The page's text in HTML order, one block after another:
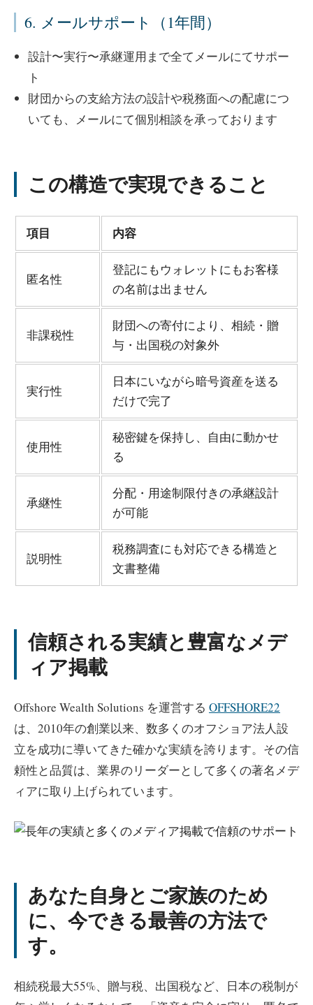
6. メールサポート（1年間）
設計〜実行〜承継運用まで全てメールにてサポー
ト
財団からの支給方法の設計や税務面への配慮につ
いても、メールにて個別相談を承っております
この構造で実現できること
項目 内容
匿名性
登記にもウォレットにもお客様
の名前は出ません
非課税性
財団への寄付により、相続・贈
与・出国税の対象外
実行性
日本にいながら暗号資産を送る
だけで完了
使用性
秘密鍵を保持し、自由に動かせ
る
承継性
分配・用途制限付きの承継設計
が可能
説明性
税務調査にも対応できる構造と
文書整備
信頼される実績と豊富なメデ
ィア掲載
Offshore Wealth Solutions を運営する OFFSHORE22
は、2010年の創業以来、数多くのオフショア法人設
立を成功に導いてきた確かな実績を誇ります。その信
頼性と品質は、業界のリーダーとして多くの著名メデ
ィアに取り上げられています。
あなた自身とご家族のため
に、今できる最善の方法で
す。
相続税最大55%、贈与税、出国税など、日本の税制が